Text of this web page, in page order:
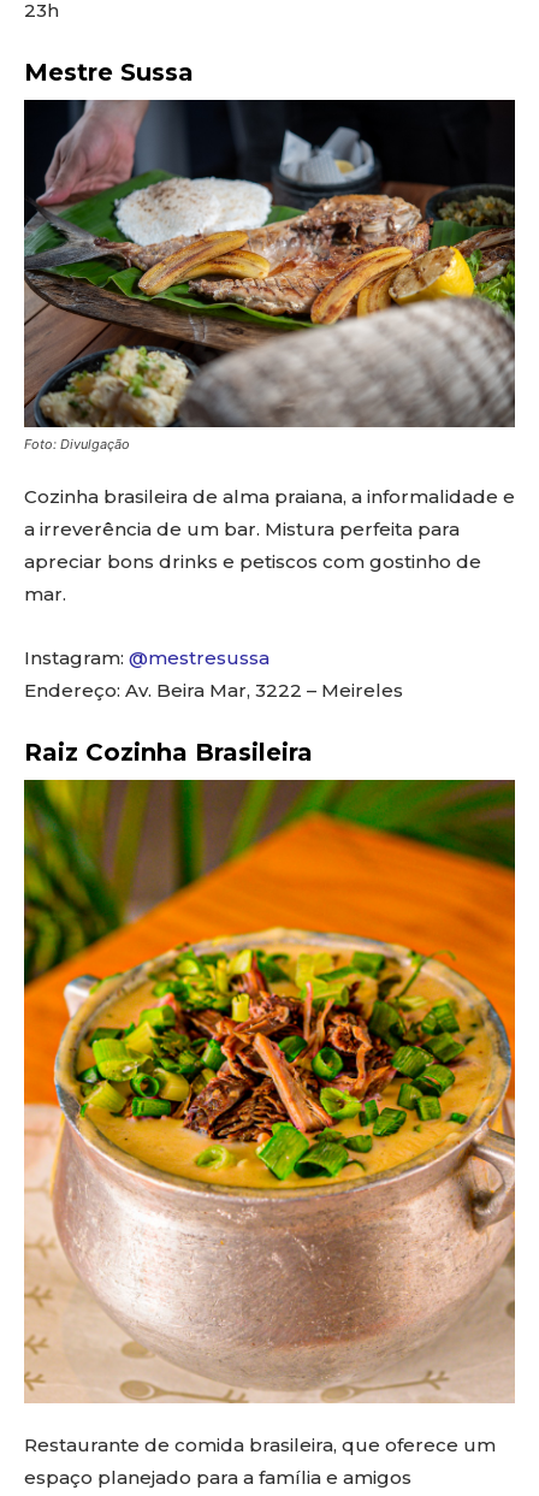
23h
Mestre Sussa
Foto: Divulgação
Cozinha brasileira de alma praiana, a informalidade e
a irreverência de um bar. Mistura perfeita para
apreciar bons drinks e petiscos com gostinho de
mar.
Instagram: @mestresussa
Endereço: Av. Beira Mar, 3222 – Meireles
Raiz Cozinha Brasileira
Restaurante de comida brasileira, que oferece um
espaço planejado para a família e amigos